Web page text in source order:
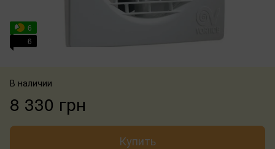
6
6
В наличии
8 330 грн
Купить